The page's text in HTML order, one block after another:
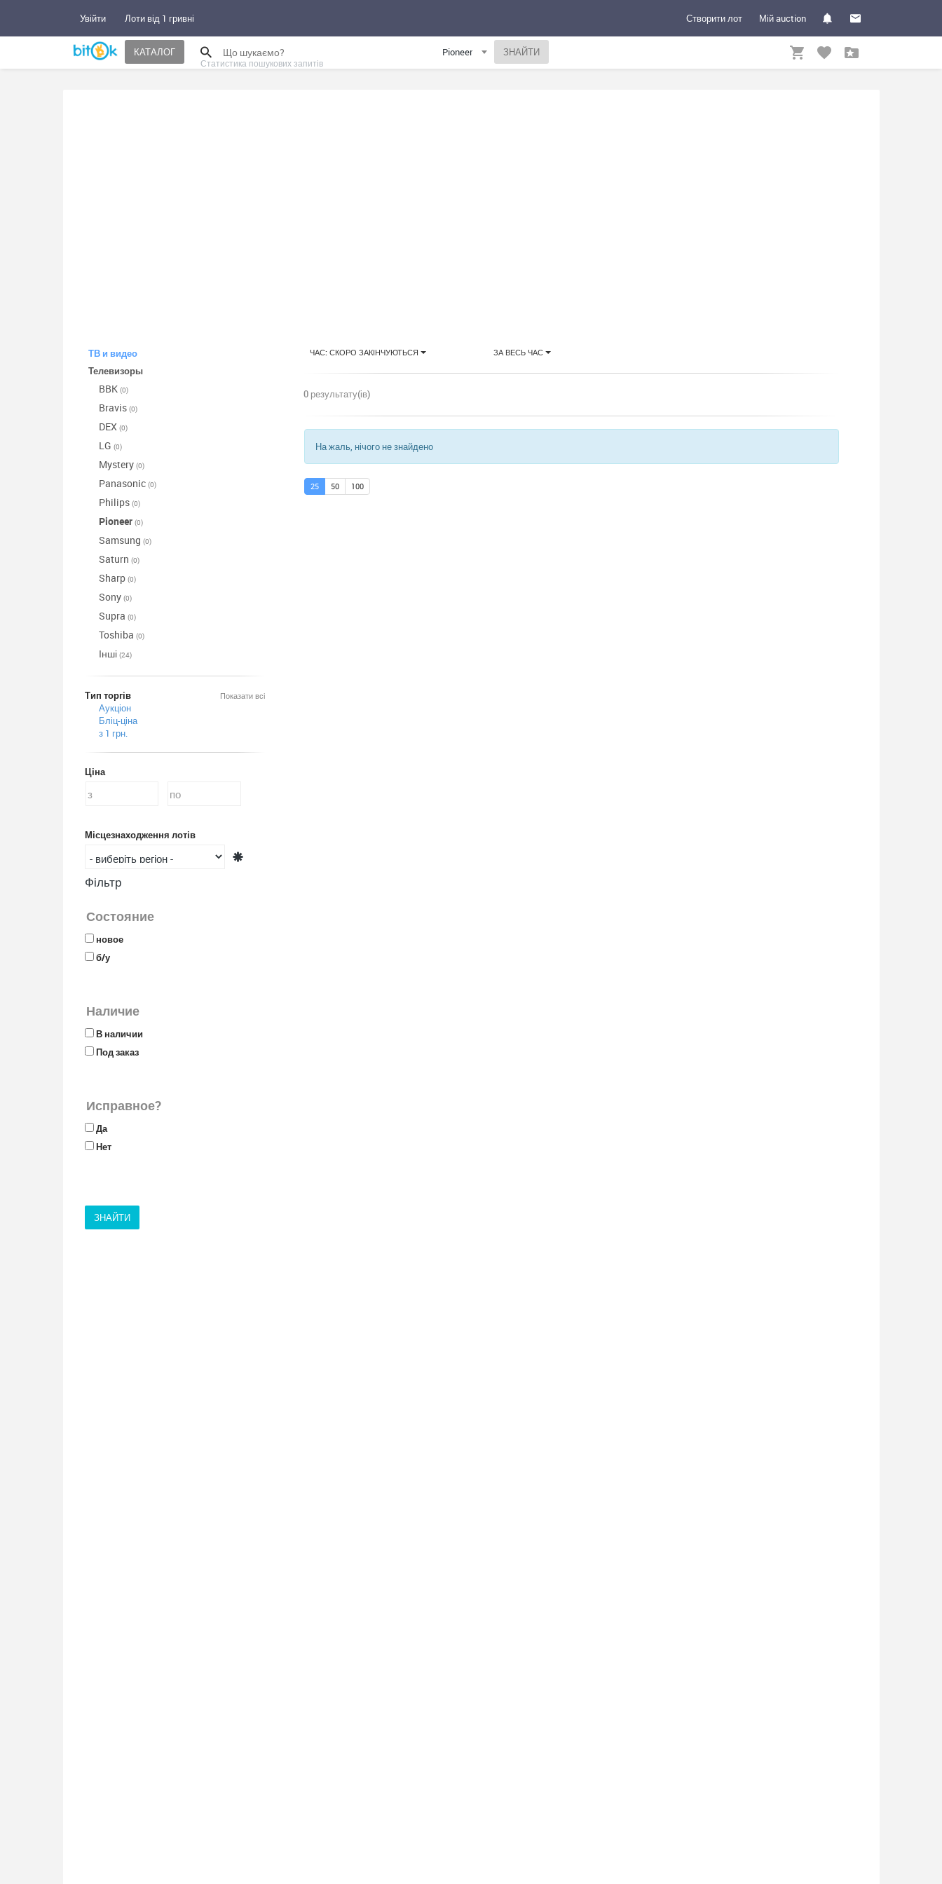
Увійти Лоти від 1 гривні Мій auction
Створити лот
КАТАЛОГ
Статистика пошукових запитів
Pioneer
ТВ и видео
Телевизоры
BBK (0)
Bravis (0)
DEX (0)
LG (0)
Mystery (0)
Panasonic (0)
Philips (0)
Pioneer (0)
Samsung (0)
Saturn (0)
Sharp (0)
Sony (0)
Supra (0)
Toshiba (0)
Інші (24)
Показати всі
Тип торгів
Аукціон
Бліц-ціна
з 1 грн.
Ціна
Місцезнаходження лотів
Фільтр
Состояние
новое
б/у
Наличие
В наличии
Под заказ
Исправное?
Да
Нет
ЧАС: СКОРО ЗАКІНЧУЮТЬСЯ ЗА ВЕСЬ ЧАС
0 результату(ів)
На жаль, нічого не знайдено
25 50 100